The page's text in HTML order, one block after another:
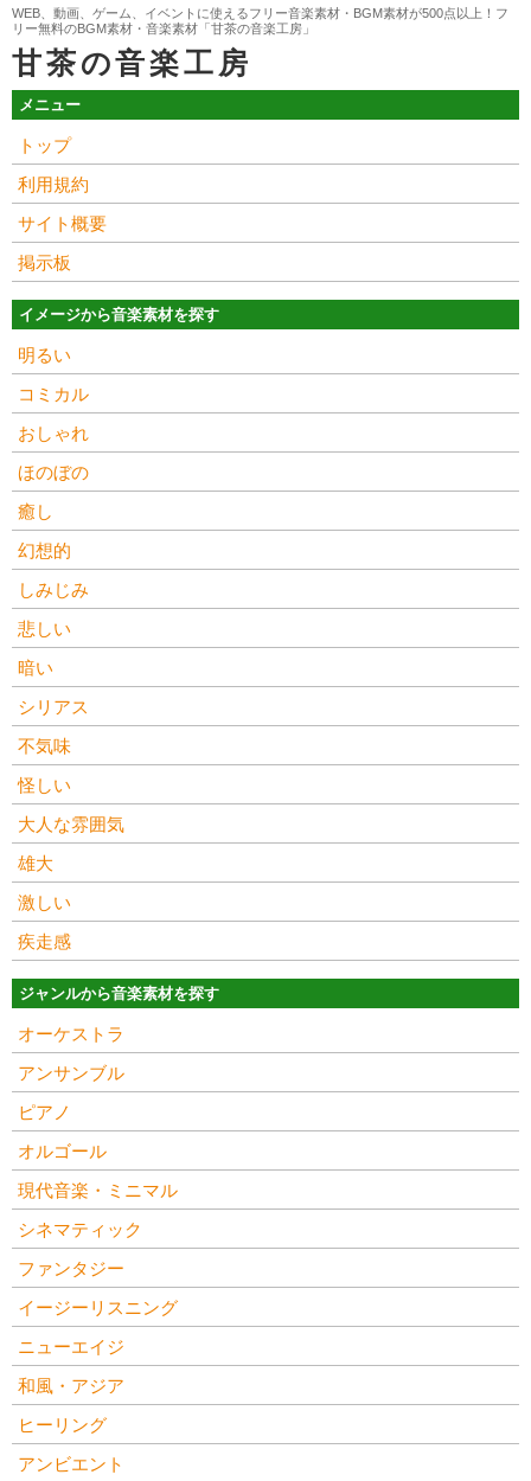
WEB、動画、ゲーム、イベントに使えるフリー音楽素材・BGM素材が500点以上！フ
リー無料のBGM素材・音楽素材「甘茶の音楽工房」
甘茶の音楽工房
メニュー
トップ
利用規約
サイト概要
掲示板
イメージから音楽素材を探す
明るい
コミカル
おしゃれ
ほのぼの
癒し
幻想的
しみじみ
悲しい
暗い
シリアス
不気味
怪しい
大人な雰囲気
雄大
激しい
疾走感
ジャンルから音楽素材を探す
オーケストラ
アンサンブル
ピアノ
オルゴール
現代音楽・ミニマル
シネマティック
ファンタジー
イージーリスニング
ニューエイジ
和風・アジア
ヒーリング
アンビエント